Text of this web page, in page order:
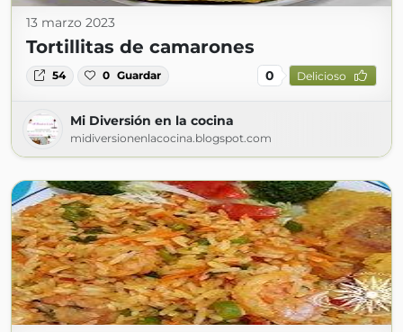
13 marzo 2023
Tortillitas de camarones
54 0 Guardar 0 Delicioso
Mi Diversión en la cocina
midiversionenlacocina.blogspot.com